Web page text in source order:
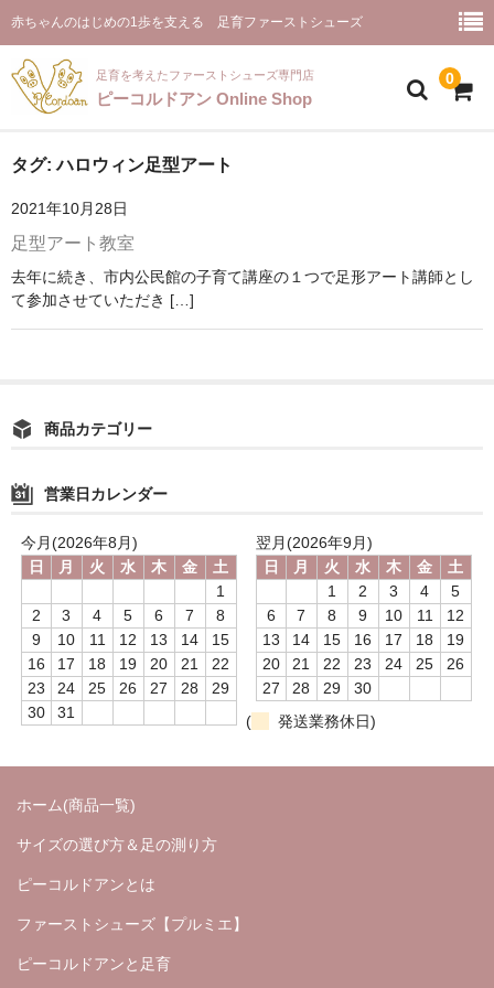
赤ちゃんのはじめの1歩を支える 足育ファーストシューズ
足育を考えたファーストシューズ専門店
ピーコルドアン Online Shop
0
ホーム(商品一覧)
ピーコルドアンとは
お取り扱い店舗様
ファーストシューズ【プルミエ】
ピーコルドアンと足育
お問合せ
☆お知らせ☆
メディア
足と靴のこと
足育について
タグ:ハロウィン足型アート
2021年10月28日
足型アート教室
去年に続き、市内公民館の子育て講座の１つで足形アート講師とし
て参加させていただき […]
商品カテゴリー
営業日カレンダー
今月(2026年8月)
日
月 火 水 木 金
土
1
2
3 4 5 6 7
8
9
10 11 12 13 14
15
16
17 18 19 20 21
22
23
24 25 26 27 28
29
30
31
翌月(2026年9月)
日
月 火 水 木 金
土
1
2 3 4
5
6
7 8 9 10 11
12
13
14 15 16 17 18
19
20
21 22 23 24 25
26
27
28 29
30
(
発送業務休日)
ホーム(商品一覧)
サイズの選び方＆足の測り方
ピーコルドアンとは
ファーストシューズ【プルミエ】
ピーコルドアンと足育